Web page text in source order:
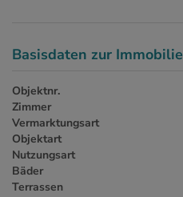
Basisdaten zur Immobilie
Objektnr.
Zimmer
Vermarktungsart
Objektart
Nutzungsart
Bäder
Terrassen